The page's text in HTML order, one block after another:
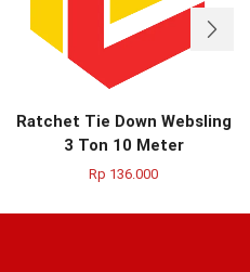
Ratchet Tie Down Websling
3 Ton 10 Meter
Rp 136.000